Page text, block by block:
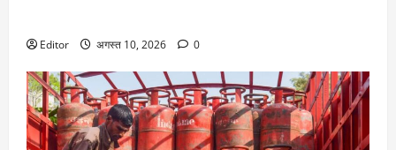
Editor अगस्त 10, 2026 0